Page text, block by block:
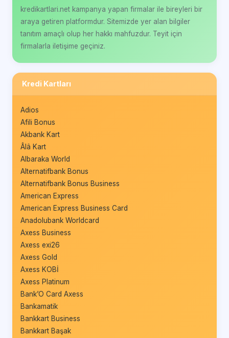
kredikartlari.net kampanya yapan firmalar ile bireyleri bir
araya getiren platformdur. Sitemizde yer alan bilgiler
tanıtım amaçlı olup her hakkı mahfuzdur. Teyit için
firmalarla iletişime geçiniz.
Kredi Kartları
Adios
Afili Bonus
Akbank Kart
Âlâ Kart
Albaraka World
Alternatifbank Bonus
Alternatifbank Bonus Business
American Express
American Express Business Card
Anadolubank Worldcard
Axess Business
Axess exi26
Axess Gold
Axess KOBİ
Axess Platinum
Bank’O Card Axess
Bankamatik
Bankkart Business
Bankkart Başak